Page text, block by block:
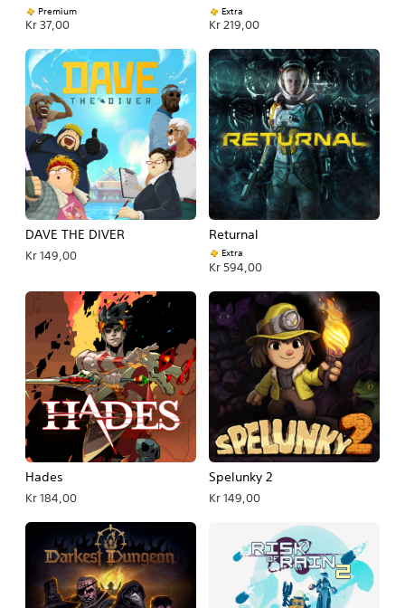
Premium
Kr 37,00
Extra
Kr 219,00
DAVE THE DIVER
Kr 149,00
Returnal
Extra
Kr 594,00
Hades
Kr 184,00
Spelunky 2
Kr 149,00